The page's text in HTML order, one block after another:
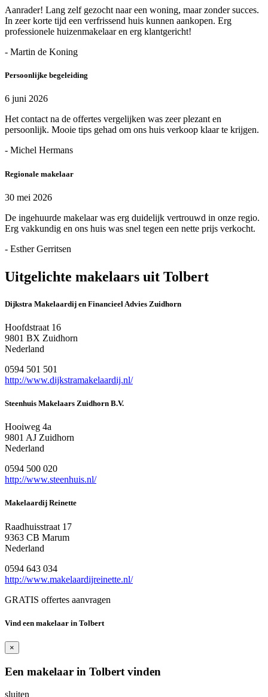
Aanrader! Lang zelf gezocht naar een woning, maar zonder succes.
In zeer korte tijd een verfrissend huis kunnen aankopen. Erg
professionele huizenmakelaar en erg klantgericht!
- Martin de Koning
Persoonlijke begeleiding
6 juni 2026
Het contact na de offertes vergelijken was zeer plezant en
persoonlijk. Mooie tips gehad om ons huis verkoop klaar te krijgen.
- Michel Hermans
Regionale makelaar
30 mei 2026
De ingehuurde makelaar was erg duidelijk vertrouwd in onze regio.
Erg vakkundig en ons huis was snel tegen een nette prijs verkocht.
- Esther Gerritsen
Uitgelichte makelaars uit Tolbert
Dijkstra Makelaardij en Financieel Advies Zuidhorn
Hoofdstraat 16
9801 BX Zuidhorn
Nederland
0594 501 501
http://www.dijkstramakelaardij.nl/
Steenhuis Makelaars Zuidhorn B.V.
Hooiweg 4a
9801 AJ Zuidhorn
Nederland
0594 500 020
http://www.steenhuis.nl/
Makelaardij Reinette
Raadhuisstraat 17
9363 CB Marum
Nederland
0594 643 034
http://www.makelaardijreinette.nl/
GRATIS offertes aanvragen
Vind een makelaar in Tolbert
×
Een makelaar in Tolbert vinden
sluiten